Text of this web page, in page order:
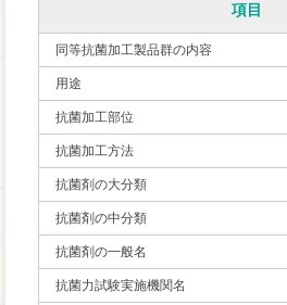
項目
同等抗菌加工製品群の内容
用途
抗菌加工部位
抗菌加工方法
抗菌剤の大分類
抗菌剤の中分類
抗菌剤の一般名
抗菌力試験実施機関名